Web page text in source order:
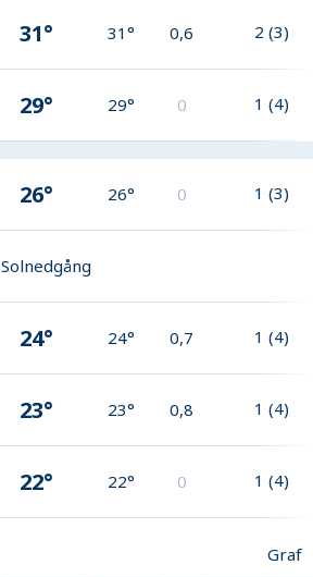
31° 31° 0,6 2 (3)
29° 29° 0 1 (4)
26° 26° 0 1 (3)
Solnedgång
24° 24° 0,7 1 (4)
23° 23° 0,8 1 (4)
22° 22° 0 1 (4)
Graf